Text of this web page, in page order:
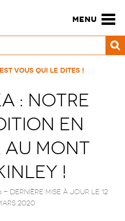
MENU
vous qui le dites !
: Notre
en
au Mont
!
- Dernière mise à jour le 12
2020